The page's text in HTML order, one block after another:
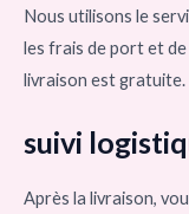
Nous utilisons le
les frais de port et
livraison est gratuite.
suivi
Après la livraison,